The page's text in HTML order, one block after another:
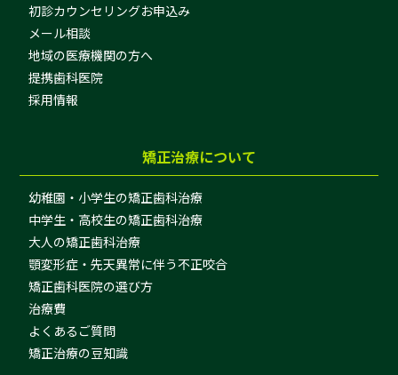
初診カウンセリングお申込み
メール相談
地域の医療機関の方へ
提携歯科医院
採用情報
矯正治療について
幼稚園・小学生の矯正歯科治療
中学生・高校生の矯正歯科治療
大人の矯正歯科治療
顎変形症・先天異常に伴う不正咬合
矯正歯科医院の選び方
治療費
よくあるご質問
矯正治療の豆知識